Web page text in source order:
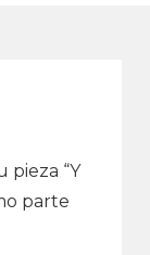
pieza “Y
parte